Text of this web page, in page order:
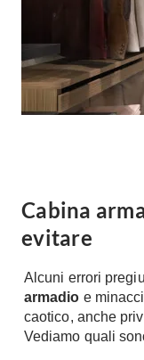
Cabina
evitare
Alcuni errori
armadio e
caotico, anche
Vediamo quali